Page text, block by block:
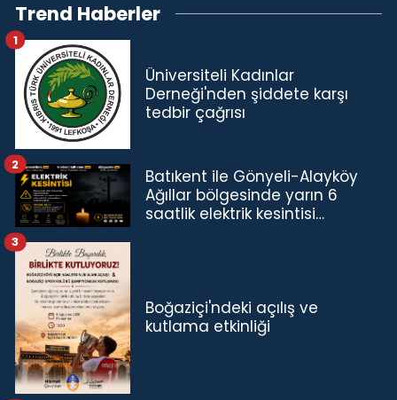
Trend Haberler
Üniversiteli Kadınlar
Derneği'nden şiddete karşı
tedbir çağrısı
1
Batıkent ile Gönyeli-Alayköy
Ağıllar bölgesinde yarın 6
saatlik elektrik kesintisi…
2
Boğaziçi'ndeki açılış ve
kutlama etkinliği
3